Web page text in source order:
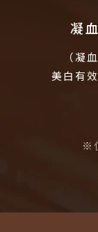
凝
（凝
美白有效
※